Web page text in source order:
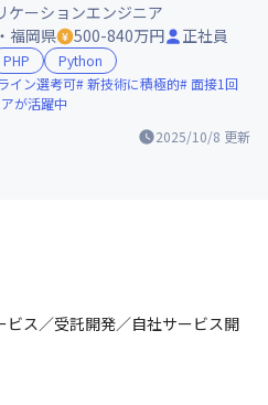
2025/10/8 更新
ケーションエンジニア
福岡県
500-840万円 正社員
PHP
Python
イン選考可 新技術に積極的
面接1回
が活躍中
ス／受託開発／自社サービス開